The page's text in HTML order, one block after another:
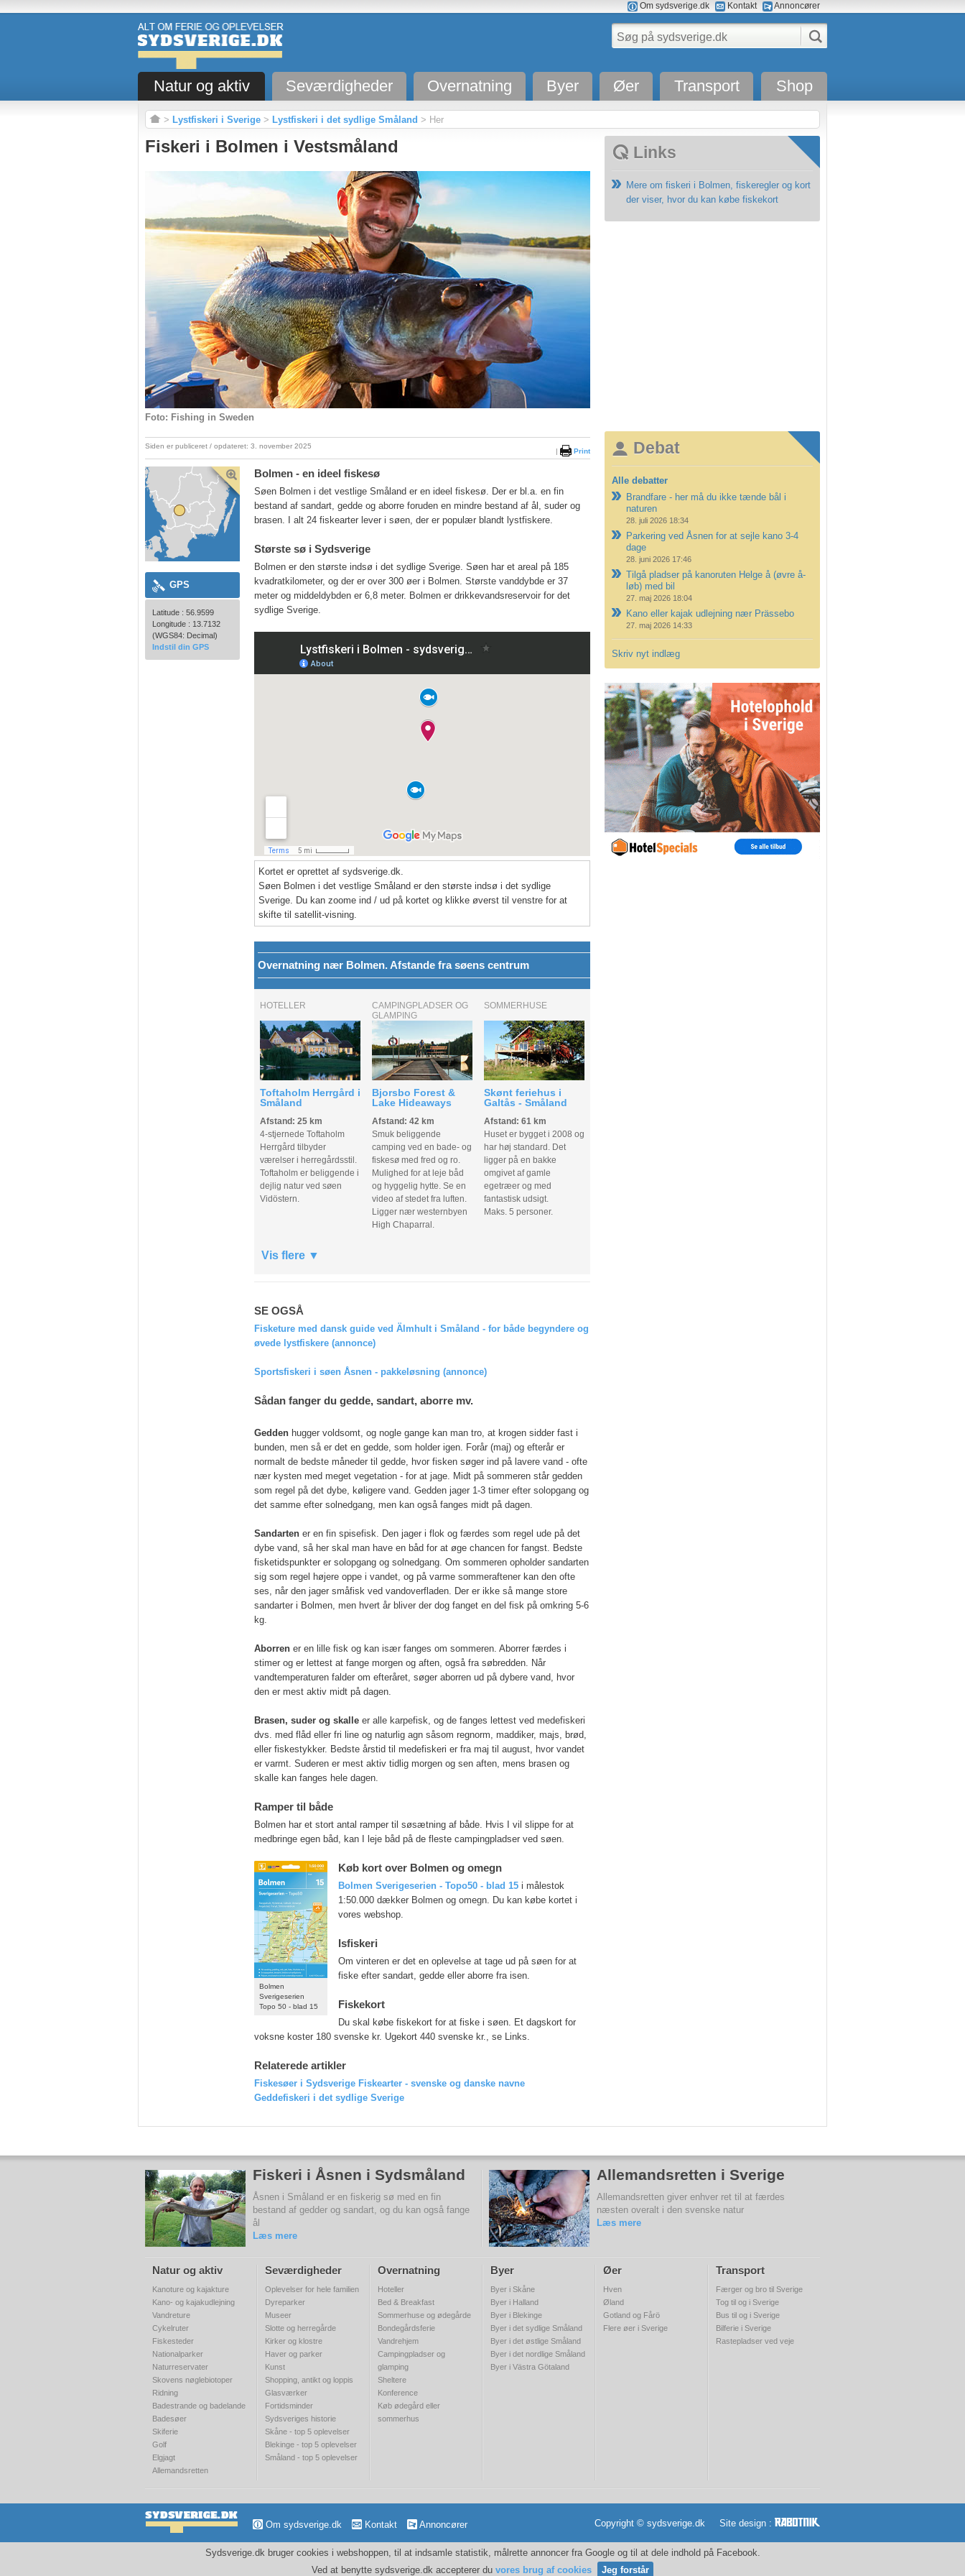
Om sydsverige.dk Kontakt Annoncører
Natur og aktiv Seværdigheder Overnatning Byer Øer Transport Shop
> Lystfiskeri i Sverige > Lystfiskeri i det sydlige Småland > Her
Links
Mere om fiskeri i Bolmen, fiskeregler og kort
der viser, hvor du kan købe fiskekort
Debat
Alle debatter
Brandfare - her må du ikke tænde bål i
naturen
28. juli 2026 18:34
Parkering ved Åsnen for at sejle kano 3-4
dage
28. juni 2026 17:46
Tilgå pladser på kanoruten Helge å (øvre å-
løb) med bil
27. maj 2026 18:04
Kano eller kajak udlejning nær Prässebo
27. maj 2026 14:33
Skriv nyt indlæg
Fiskeri i Bolmen i Vestsmåland
Foto: Fishing in Sweden
| Print
Siden er publiceret / opdateret: 3. november 2025
GPS
Latitude : 56.9599
Longitude : 13.7132
(WGS84: Decimal)
Indstil din GPS
Bolmen - en ideel fiskesø
Søen Bolmen i det vestlige Småland er en ideel fiskesø. Der er bl.a. en fin
bestand af sandart, gedde og aborre foruden en mindre bestand af ål, suder og
brasen. I alt 24 fiskearter lever i søen, der er populær blandt lystfiskere.
Største sø i Sydsverige
Bolmen er den største indsø i det sydlige Sverige. Søen har et areal på 185
kvadratkilometer, og der er over 300 øer i Bolmen. Største vanddybde er 37
meter og middeldybden er 6,8 meter. Bolmen er drikkevandsreservoir for det
sydlige Sverige.
Kortet er oprettet af sydsverige.dk.
Søen Bolmen i det vestlige Småland er den største indsø i det sydlige
Sverige. Du kan zoome ind / ud på kortet og klikke øverst til venstre for at
skifte til satellit-visning.
Overnatning nær Bolmen. Afstande fra søens centrum
HOTELLER
Toftaholm Herrgård i
Småland
Afstand: 25 km
4-stjernede Toftaholm
Herrgård tilbyder
værelser i herregårdsstil.
Toftaholm er beliggende i
dejlig natur ved søen
Vidöstern.
CAMPINGPLADSER OG
GLAMPING
Bjorsbo Forest &
Lake Hideaways
Afstand: 42 km
Smuk beliggende
camping ved en bade- og
fiskesø med fred og ro.
Mulighed for at leje båd
og hyggelig hytte. Se en
video af stedet fra luften.
Ligger nær westernbyen
High Chaparral.
SOMMERHUSE
Skønt feriehus i
Galtås - Småland
Afstand: 61 km
Huset er bygget i 2008 og
har høj standard. Det
ligger på en bakke
omgivet af gamle
egetræer og med
fantastisk udsigt.
Maks. 5 personer.
Vis flere
SE OGSÅ
Fisketure med dansk guide ved Älmhult i Småland - for både begyndere og
øvede lystfiskere (annonce)
Sportsfiskeri i søen Åsnen - pakkeløsning (annonce)
Sådan fanger du gedde, sandart, aborre mv.
Gedden hugger voldsomt, og nogle gange kan man tro, at krogen sidder fast i
bunden, men så er det en gedde, som holder igen. Forår (maj) og efterår er
normalt de bedste måneder til gedde, hvor fisken søger ind på lavere vand - ofte
nær kysten med meget vegetation - for at jage. Midt på sommeren står gedden
som regel på det dybe, køligere vand. Gedden jager 1-3 timer efter solopgang og
det samme efter solnedgang, men kan også fanges midt på dagen.
Sandarten er en fin spisefisk. Den jager i flok og færdes som regel ude på det
dybe vand, så her skal man have en båd for at øge chancen for fangst. Bedste
fisketidspunkter er solopgang og solnedgang. Om sommeren opholder sandarten
sig som regel højere oppe i vandet, og på varme sommeraftener kan den ofte
ses, når den jager småfisk ved vandoverfladen. Der er ikke så mange store
sandarter i Bolmen, men hvert år bliver der dog fanget en del fisk på omkring 5-6
kg.
Aborren er en lille fisk og kan især fanges om sommeren. Aborrer færdes i
stimer og er lettest at fange morgen og aften, også fra søbredden. Når
vandtemperaturen falder om efteråret, søger aborren ud på dybere vand, hvor
den er mest aktiv midt på dagen.
Brasen, suder og skalle er alle karpefisk, og de fanges lettest ved medefiskeri
dvs. med flåd eller fri line og naturlig agn såsom regnorm, maddiker, majs, brød,
eller fiskestykker. Bedste årstid til medefiskeri er fra maj til august, hvor vandet
er varmt. Suderen er mest aktiv tidlig morgen og sen aften, mens brasen og
skalle kan fanges hele dagen.
Ramper til både
Bolmen har et stort antal ramper til søsætning af både. Hvis I vil slippe for at
medbringe egen båd, kan I leje båd på de fleste campingpladser ved søen.
Bolmen
Sverigeserien
Topo 50 - blad 15
Køb kort over Bolmen og omegn
Bolmen Sverigeserien - Topo50 - blad 15 i målestok
1:50.000 dækker Bolmen og omegn. Du kan købe kortet i
vores webshop.
Isfiskeri
Om vinteren er det en oplevelse at tage ud på søen for at
fiske efter sandart, gedde eller aborre fra isen.
Fiskekort
Du skal købe fiskekort for at fiske i søen. Et dagskort for
voksne koster 180 svenske kr. Ugekort 440 svenske kr., se Links.
Relaterede artikler
Fiskesøer i Sydsverige Fiskearter - svenske og danske navne
Geddefiskeri i det sydlige Sverige
Fiskeri i Åsnen i Sydsmåland
Åsnen i Småland er en fiskerig sø med en fin
bestand af gedder og sandart, og du kan også fange
ål
Læs mere
Allemandsretten i Sverige
Allemandsretten giver enhver ret til at færdes
næsten overalt i den svenske natur
Læs mere
Natur og aktiv
Kanoture og kajakture
Kano- og kajakudlejning
Vandreture
Cykelruter
Fiskesteder
Nationalparker
Naturreservater
Skovens nøglebiotoper
Ridning
Badestrande og badelande
Badesøer
Skiferie
Golf
Elgjagt
Allemandsretten
Seværdigheder
Oplevelser for hele familien
Dyreparker
Museer
Slotte og herregårde
Kirker og klostre
Haver og parker
Kunst
Shopping, antikt og loppis
Glasværker
Fortidsminder
Sydsveriges historie
Skåne - top 5 oplevelser
Blekinge - top 5 oplevelser
Småland - top 5 oplevelser
Overnatning
Hoteller
Bed & Breakfast
Sommerhuse og ødegårde
Bondegårdsferie
Vandrehjem
Campingpladser og
glamping
Sheltere
Konference
Køb ødegård eller
sommerhus
Byer
Byer i Skåne
Byer i Halland
Byer i Blekinge
Byer i det sydlige Småland
Byer i det østlige Småland
Byer i det nordlige Småland
Byer i Västra Götaland
Øer
Hven
Øland
Gotland og Fårö
Flere øer i Sverige
Transport
Færger og bro til Sverige
Tog til og i Sverige
Bus til og i Sverige
Bilferie i Sverige
Rastepladser ved veje
Copyright © sydsverige.dk Site design :
Om sydsverige.dk Kontakt Annoncører
Sydsverige.dk bruger cookies i webshoppen, til at indsamle statistik, målrette annoncer fra Google og til at dele indhold på Facebook.
Ved at benytte sydsverige.dk accepterer du vores brug af cookies Jeg forstår